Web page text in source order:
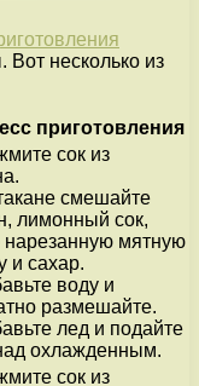
несколько из
приготовления
сок из
смешайте
лимонный сок,
нарезанную мятную
и сахар.
воду и
размешайте.
лед и подайте
охлажденным.
сок из